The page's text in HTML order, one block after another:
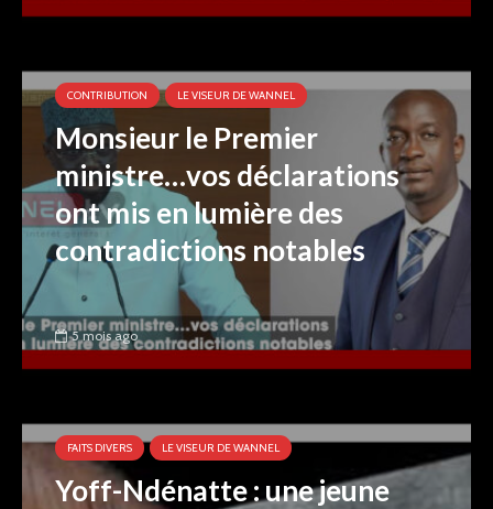
CONTRIBUTION LE VISEUR DE WANNEL
Monsieur le Premier
ministre…vos déclarations
ont mis en lumière des
contradictions notables
5 mois ago
FAITS DIVERS LE VISEUR DE WANNEL
Yoff-Ndénatte : une jeune